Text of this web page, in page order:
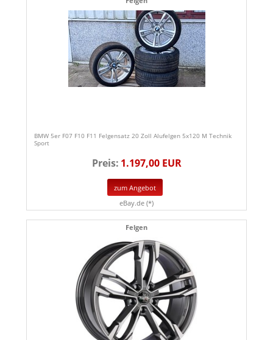
BMW 5er F07 F10 F11 Felgensatz 20 Zoll Alufelgen 5x120 M Technik
Sport
Preis: 1.197,00 EUR
zum Angebot
eBay.de (*)
Felgen